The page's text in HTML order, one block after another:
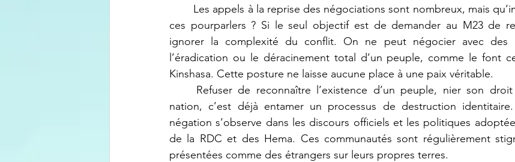
ces pourparlers ? Si le seul objectif est de demander au M23 de
ignorer la complexité du conflit. On ne peut négocier avec des
l’éradication ou le déracinement total d’un peuple, comme le font
Kinshasa. Cette posture ne laisse aucune place à une paix véritable.
nation, c’est déjà entamer un processus de destruction
négation s’observe dans les discours officiels et les politiques
de la RDC et des Hema. Ces communautés sont régulièrement
présentées comme des étrangers sur leurs propres terres.